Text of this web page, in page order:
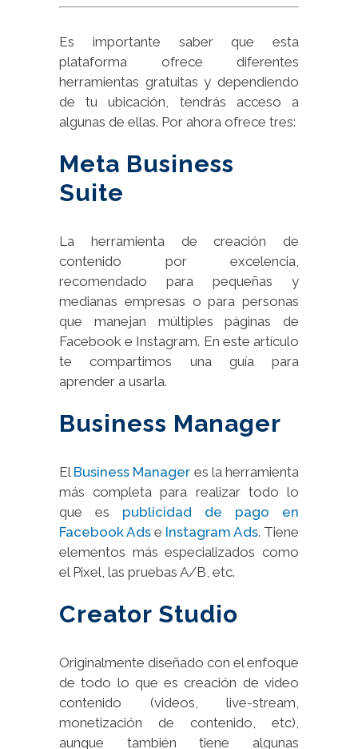
Es importante saber que esta
plataforma ofrece diferentes
herramientas gratuitas y dependiendo
de tu ubicación, tendrás acceso a
algunas de ellas. Por ahora ofrece tres:
Meta Business
Suite
La herramienta de creación de
contenido por excelencia,
recomendado para pequeñas y
medianas empresas o para personas
que manejan múltiples páginas de
Facebook e Instagram. En este artículo
te compartimos una guía para
aprender a usarla.
Business Manager
El Business Manager es la herramienta
más completa para realizar todo lo
que es publicidad de pago en
Facebook Ads e Instagram Ads. Tiene
elementos más especializados como
el Pixel, las pruebas A/B, etc.
Creator Studio
Originalmente diseñado con el enfoque
de todo lo que es creación de video
contenido (videos, live-stream,
monetización de contenido, etc),
aunque también tiene algunas